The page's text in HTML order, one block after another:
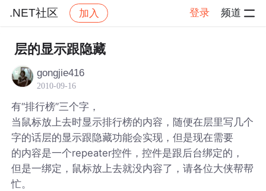
.NET社区 加入 登录 频道
社区 .NET社区
层的显示跟隐藏
gongjie416
2010-09-16
有“排行榜”三个字，
当鼠标放上去时显示排行榜的内容，随便在层里写几个
字的话层的显示跟隐藏功能会实现，但是现在需要
的内容是一个repeater控件，控件是跟后台绑定的，
但是一绑定，鼠标放上去就没内容了，请各位大侠帮帮
忙。